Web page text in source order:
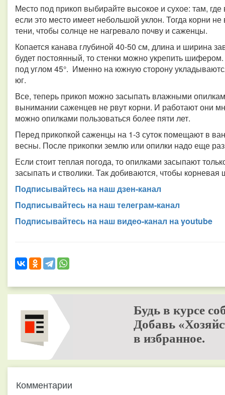
Место под прикоп выбирайте высокое и сухое: там,
если это место имеет небольшой уклон. Тогда корни
тени, чтобы солнце не нагревало почву и саженцы.
Копается канава глубиной 40-50 см, длина и ширина
будет постоянный, то стенки можно укрепить
под углом 45°. Именно на южную сторону
юг.
Все, теперь прикоп можно засыпать влажными
вынимании саженцев не рвут корни. И работают они
можно опилками пользоваться более пяти лет.
Перед прикопкой саженцы на 1-3 суток помещают в
весны. После прикопки землю или опилки надо еще
Если стоит теплая погода, то опилками засыпают
засыпать и стволики. Так добиваются, чтобы
Подписывайтесь на наш дзен-канал
Подписывайтесь на наш телеграм-канал
Подписывайтесь на наш видео-канал на youtube
Будь в курсе
Добавь
в избранное.
Комментарии